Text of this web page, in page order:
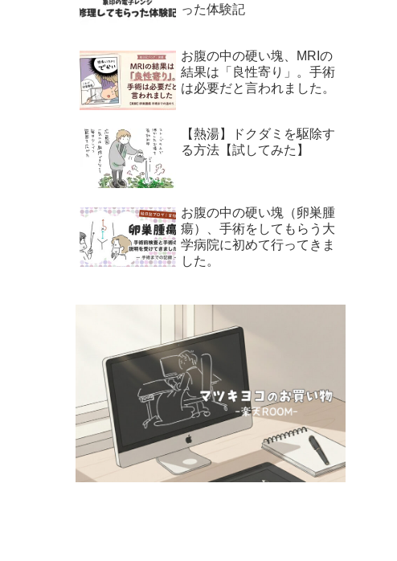
った体験記
お腹の中の硬い塊、MRIの
結果は「良性寄り」。手術
は必要だと言われました。
【熱湯】ドクダミを駆除す
る方法【試してみた】
お腹の中の硬い塊（卵巣腫
瘍）、手術をしてもらう大
学病院に初めて行ってきま
した。